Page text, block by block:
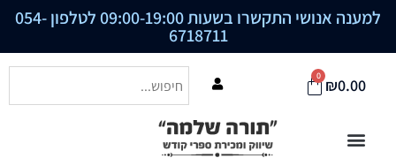
למענה אנושי התקשרו בשעות 09:00-19:00 לטלפון 054-
6718711
₪0.00
0